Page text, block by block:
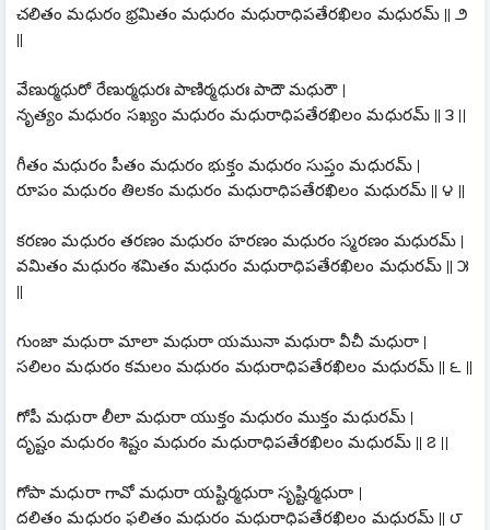
చలితం మధురం భ్రమితం మధురం మధురాధిపతేరఖిలం మధురమ్ || ౨
||
వేణుర్మధురో రేణుర్మధురః పాణిర్మధురః పాదౌ మధురౌ |
నృత్యం మధురం సఖ్యం మధురం మధురాధిపతేరఖిలం మధురమ్ || ౩ ||
గీతం మధురం పీతం మధురం భుక్తం మధురం సుప్తం మధురమ్ |
రూపం మధురం తిలకం మధురం మధురాధిపతేరఖిలం మధురమ్ || ౪ ||
కరణం మధురం తరణం మధురం హరణం మధురం స్మరణం మధురమ్ |
వమితం మధురం శమితం మధురం మధురాధిపతేరఖిలం మధురమ్ || ౫
||
గుంజా మధురా మాలా మధురా యమునా మధురా వీచీ మధురా |
సలిలం మధురం కమలం మధురం మధురాధిపతేరఖిలం మధురమ్ || ౬ ||
గోపీ మధురా లీలా మధురా యుక్తం మధురం ముక్తం మధురమ్ |
దృష్టం మధురం శిష్టం మధురం మధురాధిపతేరఖిలం మధురమ్ || ౭ ||
గోపా మధురా గావో మధురా యష్టిర్మధురా సృష్టిర్మధురా |
దలితం మధురం ఫలితం మధురం మధురాధిపతేరఖిలం మధురమ్ || ౮